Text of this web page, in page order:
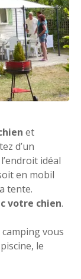
et
d’un
idéal
en mobil
tente.
votre chien.
vous
le